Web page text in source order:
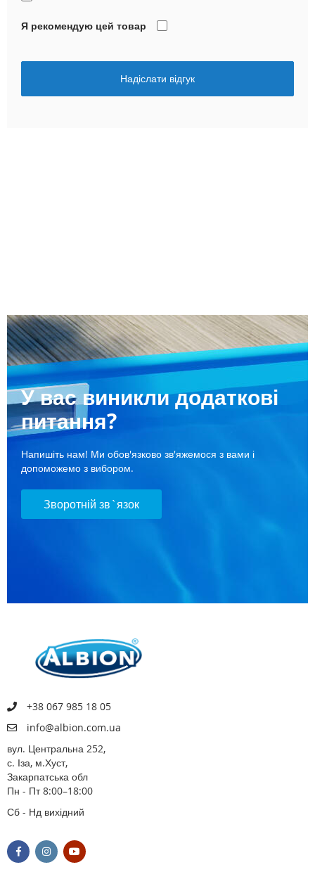
Я рекомендую цей товар
Надіслати відгук
У вас виникли додаткові
питання?
Напишіть нам! Ми обов'язково зв'яжемося з вами і
допоможемо з вибором.
Зворотній зв`язок
+38 067 985 18 05
info@albion.com.ua
вул. Центральна 252,
с. Іза, м.Хуст,
Закарпатська обл
Пн - Пт 8:00–18:00
Сб - Нд вихідний